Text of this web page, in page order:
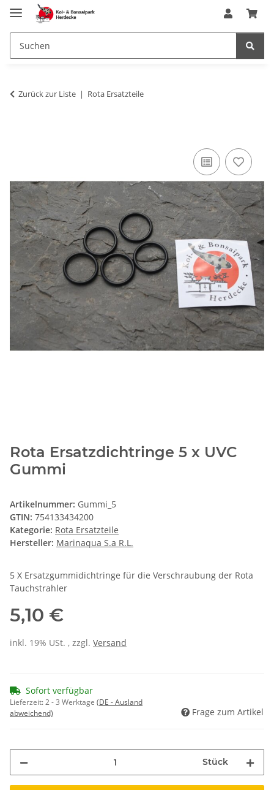
Zurück zur Liste Rota Ersatzteile
Rota Ersatzdichtringe 5 x UVC
Gummi
Artikelnummer: Gummi_5
GTIN: 754133434200
Kategorie: Rota Ersatzteile
Hersteller: Marinaqua S.a R.L.
5 X Ersatzgummidichtringe für die Verschraubung der Rota
Tauchstrahler
5,10 €
inkl. 19% USt. , zzgl. Versand
Sofort verfügbar
Lieferzeit:2 - 3 Werktage (DE - Ausland
abweichend)
Frage zum Artikel
Stück